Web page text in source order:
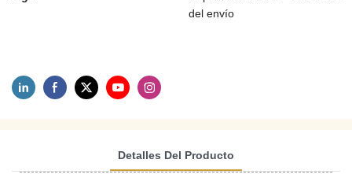
del envío
Detalles Del Producto